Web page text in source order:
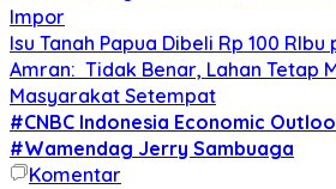
Impor
Isu Tanah Papua Dibeli Rp 100
Amran: Tidak Benar, Lahan Tetap
Masyarakat Setempat
#CNBC Indonesia Economic
#Wamendag Jerry Sambuaga
Komentar